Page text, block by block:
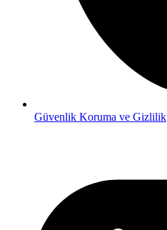
Güvenlik Koruma ve Gizlilik